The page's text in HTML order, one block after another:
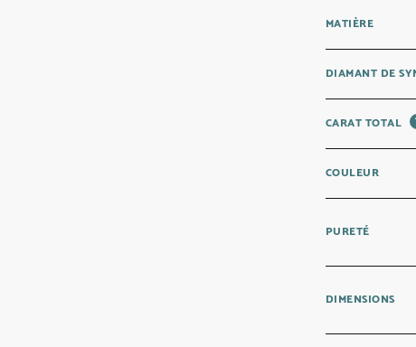
MATIÈRE
DIAMANT DE
CARAT TOTAL
COULEUR
PURETÉ
DIMENSIONS